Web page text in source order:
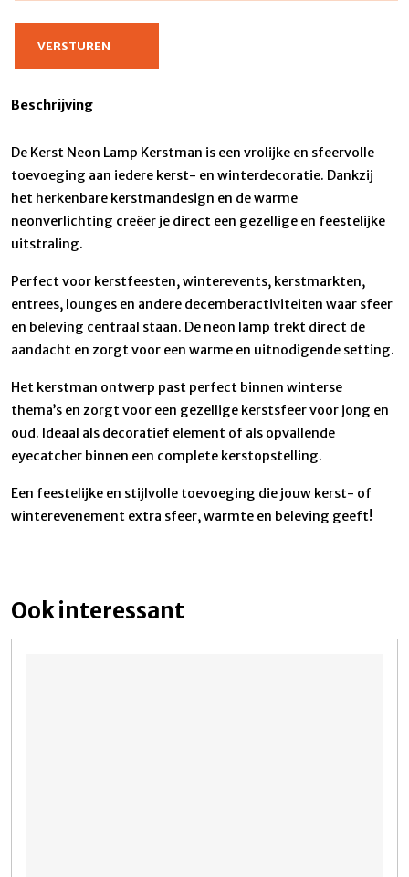
Beschrijving
De Kerst Neon Lamp Kerstman is een vrolijke en sfeervolle
toevoeging aan iedere kerst- en winterdecoratie. Dankzij
het herkenbare kerstmandesign en de warme
neonverlichting creëer je direct een gezellige en feestelijke
uitstraling.
Perfect voor kerstfeesten, winterevents, kerstmarkten,
entrees, lounges en andere decemberactiviteiten waar sfeer
en beleving centraal staan. De neon lamp trekt direct de
aandacht en zorgt voor een warme en uitnodigende setting.
Het kerstman ontwerp past perfect binnen winterse
thema’s en zorgt voor een gezellige kerstsfeer voor jong en
oud. Ideaal als decoratief element of als opvallende
eyecatcher binnen een complete kerstopstelling.
Een feestelijke en stijlvolle toevoeging die jouw kerst- of
winterevenement extra sfeer, warmte en beleving geeft!
Ook interessant